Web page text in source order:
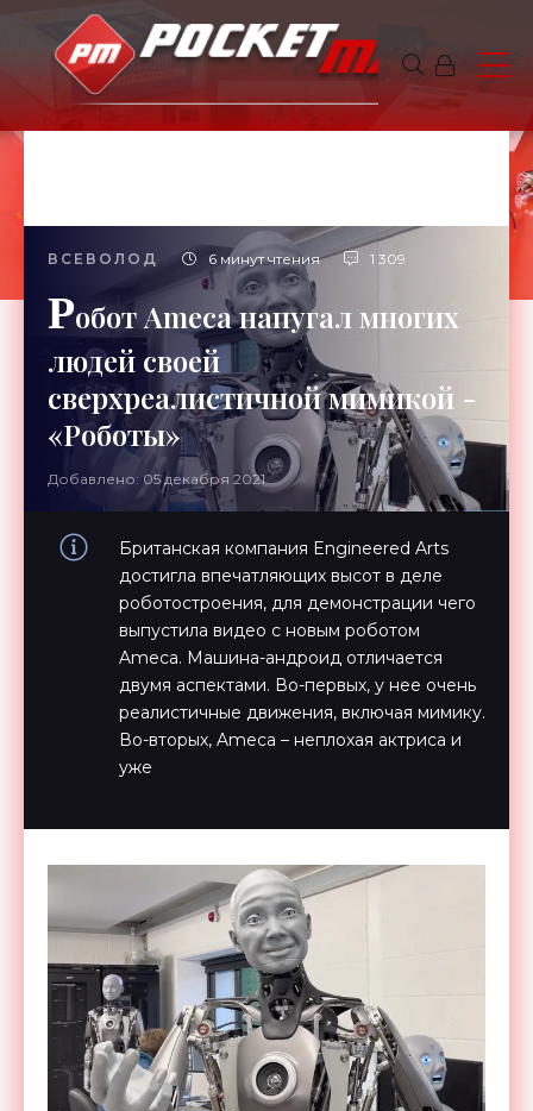
ВСЕВОЛОД 6 минут чтения 1 309
Робот Ameca напугал многих
людей своей
сверхреалистичной мимикой -
«Роботы»
Добавлено: 05 декабря 2021
Британская компания Engineered Arts
достигла впечатляющих высот в деле
роботостроения, для демонстрации чего
выпустила видео с новым роботом
Ameca. Машина-андроид отличается
двумя аспектами. Во-первых, у нее очень
реалистичные движения, включая мимику.
Во-вторых, Ameca – неплохая актриса и
уже